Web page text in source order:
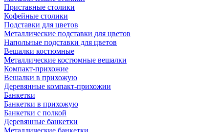
Приставные столики
Кофейные столики
Подставки для цветов
Металлические подставки для цветов
Напольные подставки для цветов
Вешалки костюмные
Металлические костюмные вешалки
Компакт-прихожие
Вешалки в прихожую
Деревянные компакт-прихожии
Банкетки
Банкетки в прихожую
Банкетки с полкой
Деревянные банкетки
Металлические банкетки